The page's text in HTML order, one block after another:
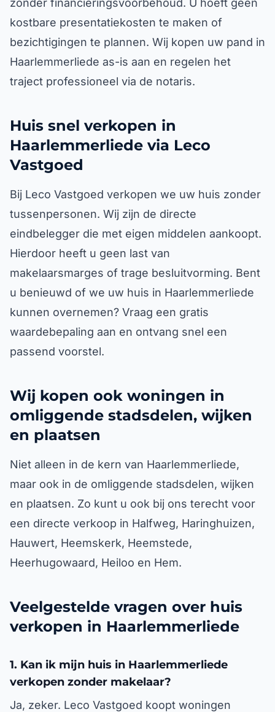
zonder financieringsvoorbehoud. U hoeft geen
kostbare presentatiekosten te maken of
bezichtigingen te plannen. Wij kopen uw pand in
Haarlemmerliede as-is aan en regelen het
traject professioneel via de notaris.
Huis snel verkopen in
Haarlemmerliede via Leco
Vastgoed
Bij Leco Vastgoed verkopen we uw huis zonder
tussenpersonen. Wij zijn de directe
eindbelegger die met eigen middelen aankoopt.
Hierdoor heeft u geen last van
makelaarsmarges of trage besluitvorming. Bent
u benieuwd of we uw huis in Haarlemmerliede
kunnen overnemen? Vraag een gratis
waardebepaling aan en ontvang snel een
passend voorstel.
Wij kopen ook woningen in
omliggende stadsdelen, wijken
en plaatsen
Niet alleen in de kern van Haarlemmerliede,
maar ook in de omliggende stadsdelen, wijken
en plaatsen. Zo kunt u ook bij ons terecht voor
een directe verkoop in Halfweg, Haringhuizen,
Hauwert, Heemskerk, Heemstede,
Heerhugowaard, Heiloo en Hem.
Veelgestelde vragen over huis
verkopen in Haarlemmerliede
1. Kan ik mijn huis in Haarlemmerliede
verkopen zonder makelaar?
Ja, zeker. Leco Vastgoed koopt woningen